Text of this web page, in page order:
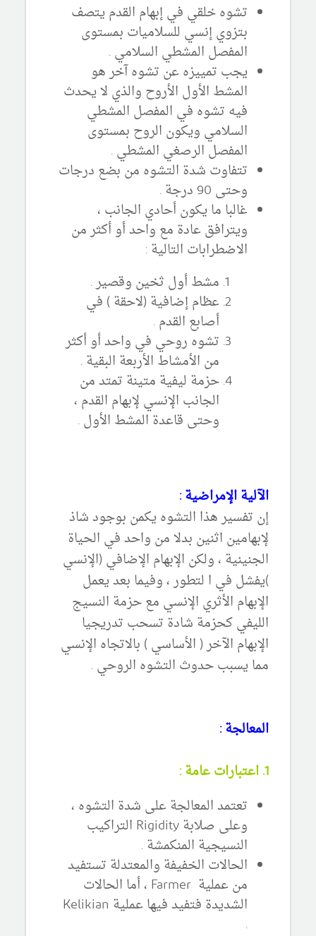
تشوه خلقي في إبهام القدم يتصف
بتزوي إنسي للسلاميات بمستوى
المفصل المشطي السلامي .
يجب تمييزه عن تشوه آخر هو
المشط الأول الأروح والذي لا يحدث
فيه تشوه في المفصل المشطي
السلامي ويكون الروح بمستوى
المفصل الرصغي المشطي .
تتفاوت شدة التشوه من بضع درجات
وحتى 90 درجة .
غالبا ما يكون أحادي الجانب ،
ويترافق عادة مع واحد أو أكثر من
الاضطرابات التالية :
مشط أول ثخين وقصير .
عظام إضافية (لاحقة ) في
أصابع القدم .
تشوه روحي في واحد أو أكثر
من الأمشاط الأربعة البقية .
حزمة ليفية متينة تمتد من
الجانب الإنسي لإبهام القدم ،
وحتى قاعدة المشط الأول .
الآلية الإمراضية :
إن تفسير هذا التشوه يكمن بوجود شاذ
لإبهامين اثنين بدلا من واحد في الحياة
الجنينية ، ولكن الإبهام الإضافي (الإنسي
)يفشل في ا لتطور ، وفيما بعد يعمل
الإبهام الأثري الإنسي مع حزمة النسيج
الليفي كحزمة شادة تسحب تدريجيا
الإبهام الآخر ( الأساسي ) بالاتجاه الإنسي
مما يسبب حدوث التشوه الروحي .
المعالجة :
1. اعتبارات عامة :
تعتمد المعالجة على شدة التشوه ،
وعلى صلابة Rigidity التراكيب
النسيجية المنكمشة .
الحالات الخفيفة والمعتدلة تستفيد
من عملية Farmer ، أما الحالات
الشديدة فتفيد فيها عملية Kelikian
.